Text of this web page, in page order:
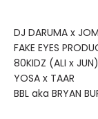
DJ DARUMA x
FAKE EYES
80KIDZ (ALI x JUN)
YOSA x TAAR
BBL aka BRYAN